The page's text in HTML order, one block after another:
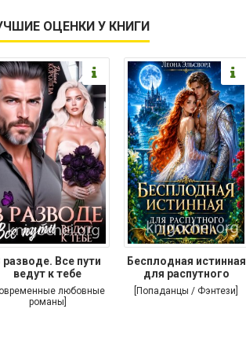
ОЦЕНКИ У КНИГИ
разводе. Все пути
ведут к тебе
любовные
романы]
Бесплодная истинная
для распутного
дракона
[Попаданцы / Фэнтези]